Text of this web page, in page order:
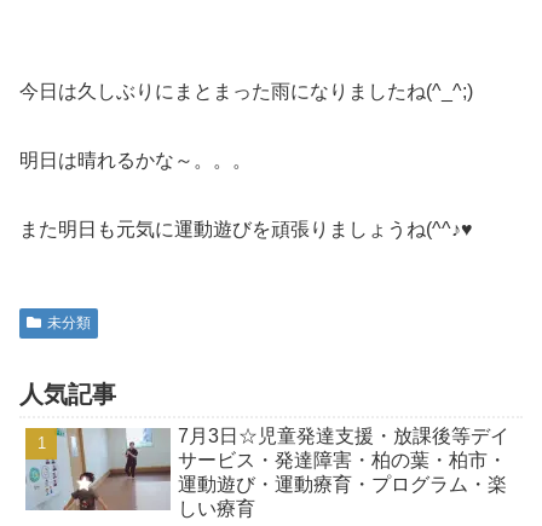
今日は久しぶりにまとまった雨になりましたね(^_^;)
明日は晴れるかな～。。。
また明日も元気に運動遊びを頑張りましょうね(^^♪♥
未分類
人気記事
7月3日☆児童発達支援・放課後等デイ
サービス・発達障害・柏の葉・柏市・
運動遊び・運動療育・プログラム・楽
しい療育